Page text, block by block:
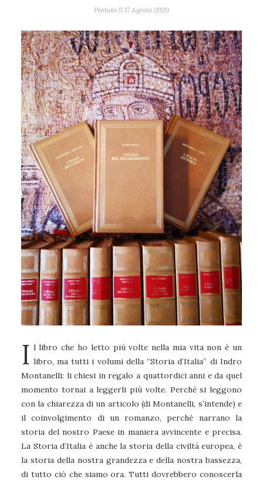
Postato Il 17 Agosto 2020
I l libro che ho letto più volte nella mia vita non è un
libro, ma tutti i volumi della “Storia d’Italia” di Indro
Montanelli: li chiesi in regalo a quattordici anni e da quel
momento tornai a leggerli più volte. Perché si leggono
con la chiarezza di un articolo (di Montanelli, s’intende) e
il coinvolgimento di un romanzo, perché narrano la
storia del nostro Paese in maniera avvincente e precisa.
La Storia d’Italia è anche la storia della civiltà europea, è
la storia della nostra grandezza e della nostra bassezza,
di tutto ciò che siamo ora. Tutti dovrebbero conoscerla